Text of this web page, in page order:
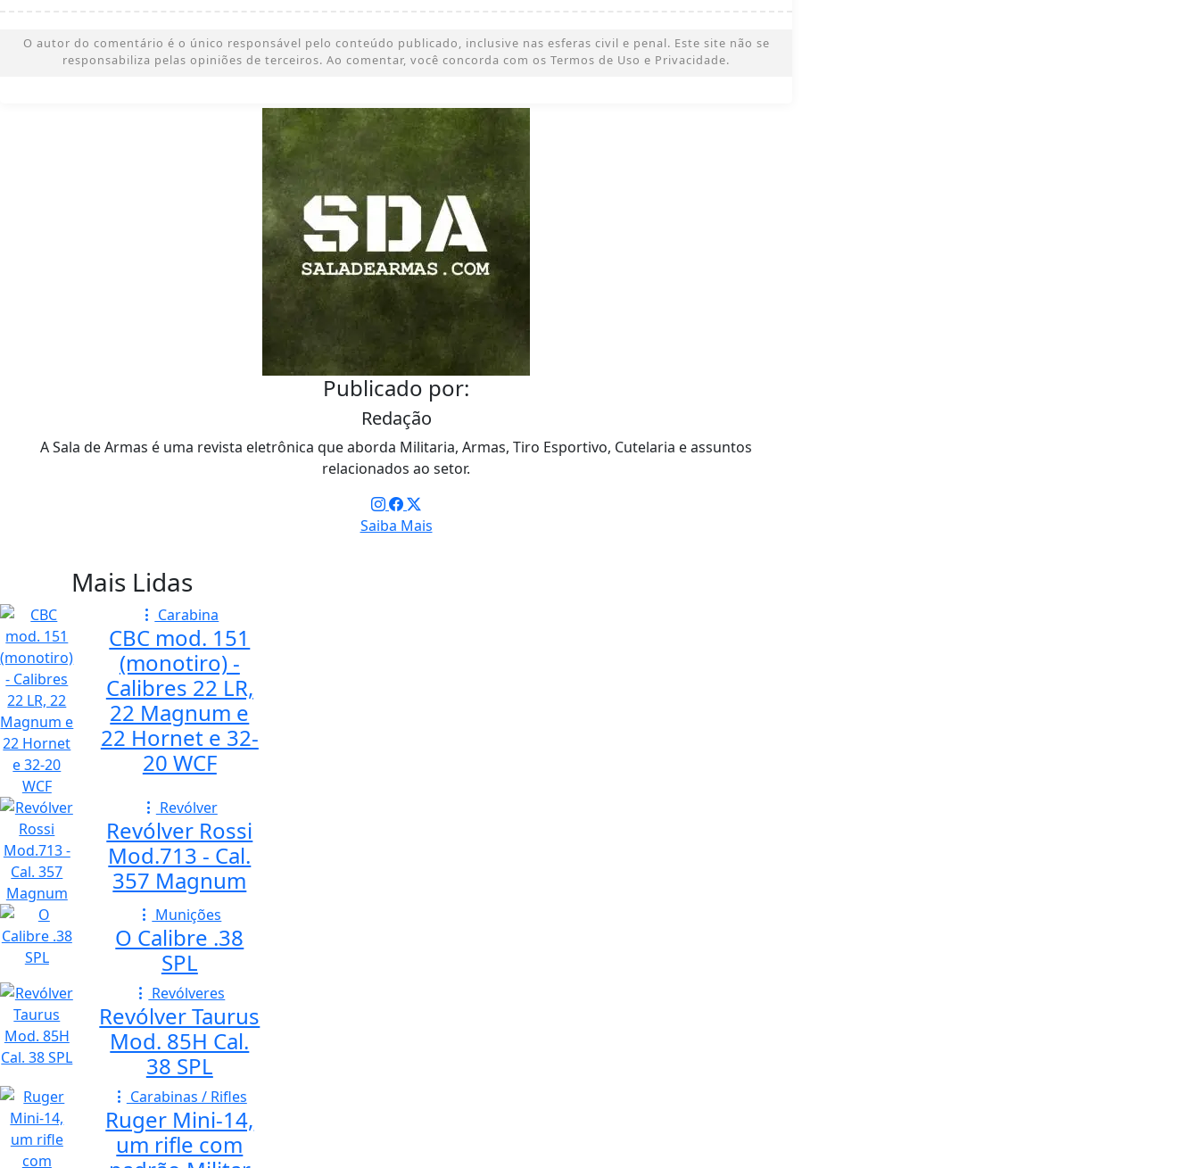
O autor do comentário é o único responsável pelo conteúdo publicado, inclusive nas esferas civil e penal. Este site não se
responsabiliza pelas opiniões de terceiros. Ao comentar, você concorda com os Termos de Uso e Privacidade.
Publicado por:
Redação
A Sala de Armas é uma revista eletrônica que aborda Militaria, Armas, Tiro Esportivo, Cutelaria e assuntos
relacionados ao setor.
Saiba Mais
Mais Lidas
Carabina
CBC mod. 151
(monotiro) -
Calibres 22 LR,
22 Magnum e
22 Hornet e 32-
20 WCF
Revólver
Revólver Rossi
Mod.713 - Cal.
357 Magnum
Munições
O Calibre .38
SPL
Revólveres
Revólver Taurus
Mod. 85H Cal.
38 SPL
Carabinas / Rifles
Ruger Mini-14,
um rifle com